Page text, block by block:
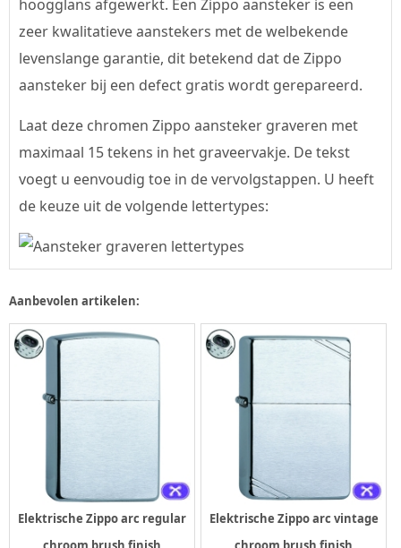
hoogglans afgewerkt. Een Zippo aansteker is een
zeer kwalitatieve aanstekers met de welbekende
levenslange garantie, dit betekend dat de Zippo
aansteker bij een defect gratis wordt gerepareerd.
Laat deze chromen Zippo aansteker graveren met
maximaal 15 tekens in het graveervakje. De tekst
voegt u eenvoudig toe in de vervolgstappen. U heeft
de keuze uit de volgende lettertypes:
Aanbevolen artikelen:
Elektrische Zippo arc regular
Elektrische Zippo arc vintage